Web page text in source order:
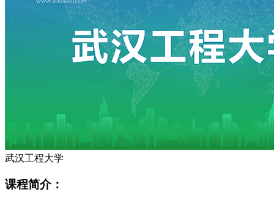
武汉工程大学
课程简介：